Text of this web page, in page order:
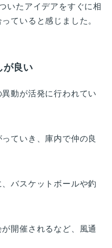
いたアイデアをすぐに相
ていると感じました。
が良い
動が活発に行われてい
ていき、庫内で仲の良
、バスケットボールや釣
開催されるなど、風通